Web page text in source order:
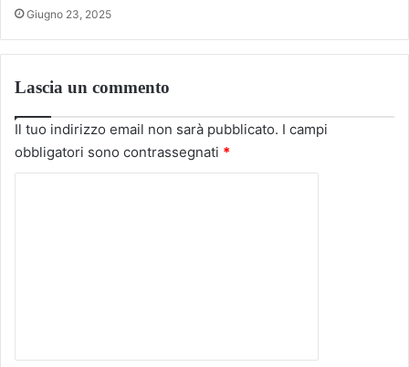
Giugno 23, 2025
Lascia un commento
Il tuo indirizzo email non sarà pubblicato. I campi
obbligatori sono contrassegnati *